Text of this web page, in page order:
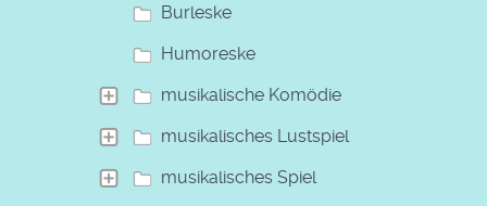
Burleske
Humoreske
musikalische Komödie
musikalisches Lustspiel
musikalisches Spiel